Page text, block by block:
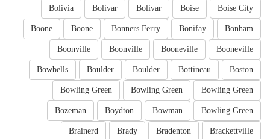
Boise City
Boise
Bolivar
Bolivar
Bolivia
Bonham
Bonifay
Bonners Ferry
Boone
Boone
Booneville
Booneville
Boonville
Boonville
Boston
Bottineau
Boulder
Boulder
Bowbells
Bowling Green
Bowling Green
Bowling Green
Bowling Green
Bowman
Boydton
Bozeman
Brackettville
Bradenton
Brady
Brainerd